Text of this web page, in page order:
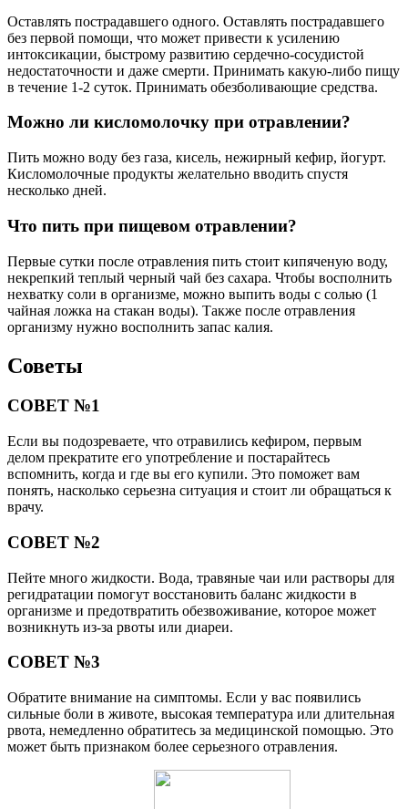
Оставлять пострадавшего одного. Оставлять пострадавшего
без первой помощи, что может привести к усилению
интоксикации, быстрому развитию сердечно-сосудистой
недостаточности и даже смерти. Принимать какую-либо пищу
в течение 1-2 суток. Принимать обезболивающие средства.
Можно ли кисломолочку при отравлении?
Пить можно воду без газа, кисель, нежирный кефир, йогурт.
Кисломолочные продукты желательно вводить спустя
несколько дней.
Что пить при пищевом отравлении?
Первые сутки после отравления пить стоит кипяченую воду,
некрепкий теплый черный чай без сахара. Чтобы восполнить
нехватку соли в организме, можно выпить воды с солью (1
чайная ложка на стакан воды). Также после отравления
организму нужно восполнить запас калия.
Советы
СОВЕТ №1
Если вы подозреваете, что отравились кефиром, первым
делом прекратите его употребление и постарайтесь
вспомнить, когда и где вы его купили. Это поможет вам
понять, насколько серьезна ситуация и стоит ли обращаться к
врачу.
СОВЕТ №2
Пейте много жидкости. Вода, травяные чаи или растворы для
регидратации помогут восстановить баланс жидкости в
организме и предотвратить обезвоживание, которое может
возникнуть из-за рвоты или диареи.
СОВЕТ №3
Обратите внимание на симптомы. Если у вас появились
сильные боли в животе, высокая температура или длительная
рвота, немедленно обратитесь за медицинской помощью. Это
может быть признаком более серьезного отравления.